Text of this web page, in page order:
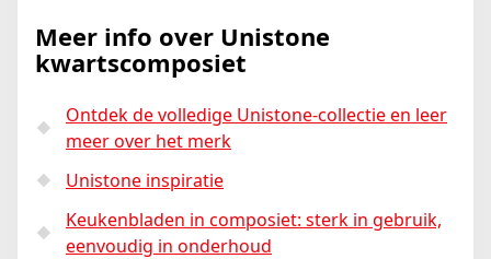
Meer info over Unistone
kwartscomposiet
Ontdek de volledige Unistone-collectie en leer
meer over het merk
Unistone inspiratie
Keukenbladen in composiet: sterk in gebruik,
eenvoudig in onderhoud